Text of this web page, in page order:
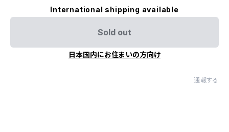
International shipping available
Sold out
日本国内にお住まいの方向け
通報する